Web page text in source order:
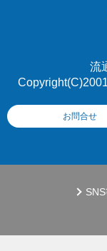
流
お問合せ